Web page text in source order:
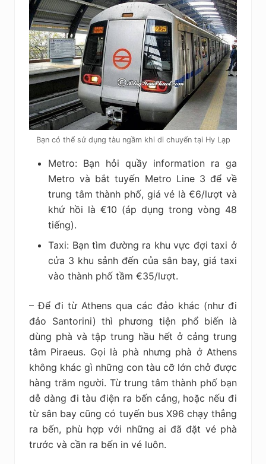
Bạn có thể sử dụng tàu ngầm khi di chuyển tại Hy Lạp
Metro: Bạn hỏi quầy information ra ga
Metro và bắt tuyến Metro Line 3 để về
trung tâm thành phố, giá vé là €6/lượt và
khứ hồi là €10 (áp dụng trong vòng 48
tiếng).
Taxi: Bạn tìm đường ra khu vực đợi taxi ở
cửa 3 khu sảnh đến của sân bay, giá taxi
vào thành phố tầm €35/lượt.
– Để đi từ Athens qua các đảo khác (như đi
đảo Santorini) thì phương tiện phổ biến là
dùng phà và tập trung hầu hết ở cảng trung
tâm Piraeus. Gọi là phà nhưng phà ở Athens
không khác gì những con tàu cỡ lớn chở được
hàng trăm người. Từ trung tâm thành phố bạn
dễ dàng đi tàu điện ra bến cảng, hoặc nếu đi
từ sân bay cũng có tuyến bus X96 chạy thẳng
ra bến, phù hợp với những ai đã đặt vé phà
trước và cần ra bến in vé luôn.